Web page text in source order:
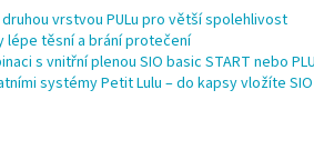
vrstvou PULu pro větší spolehlivost
lépe těsní a brání protečení
s vnitřní plenou SIO basic START nebo
systémy Petit Lulu – do kapsy vložíte SIO